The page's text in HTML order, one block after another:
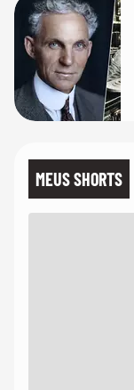
MEUS SHORTS